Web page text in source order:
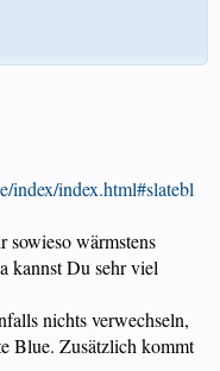
index/index.html#slatebl
wärmstens
kannst Du sehr viel
nichts verwechseln,
Blue. Zusätzlich kommt